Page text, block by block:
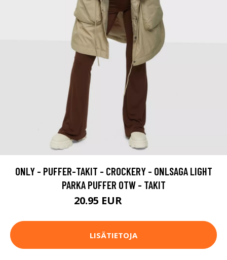
ONLY - PUFFER-TAKIT - CROCKERY - ONLSAGA LIGHT
PARKA PUFFER OTW - TAKIT
20.95 EUR
LISÄTIETOJA